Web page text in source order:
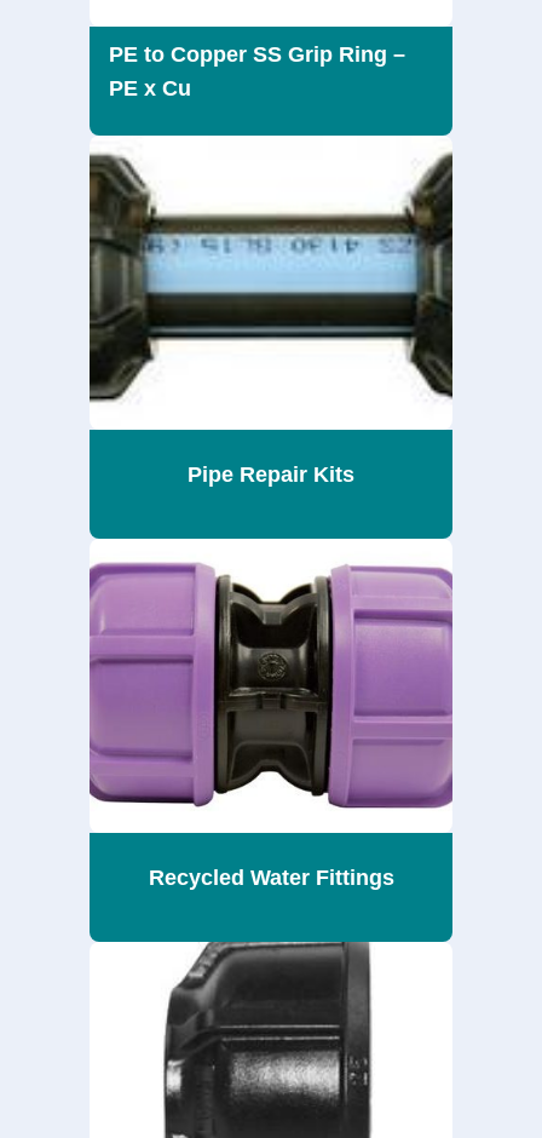
PE to Copper SS Grip Ring –
PE x Cu
Pipe Repair Kits
Recycled Water Fittings